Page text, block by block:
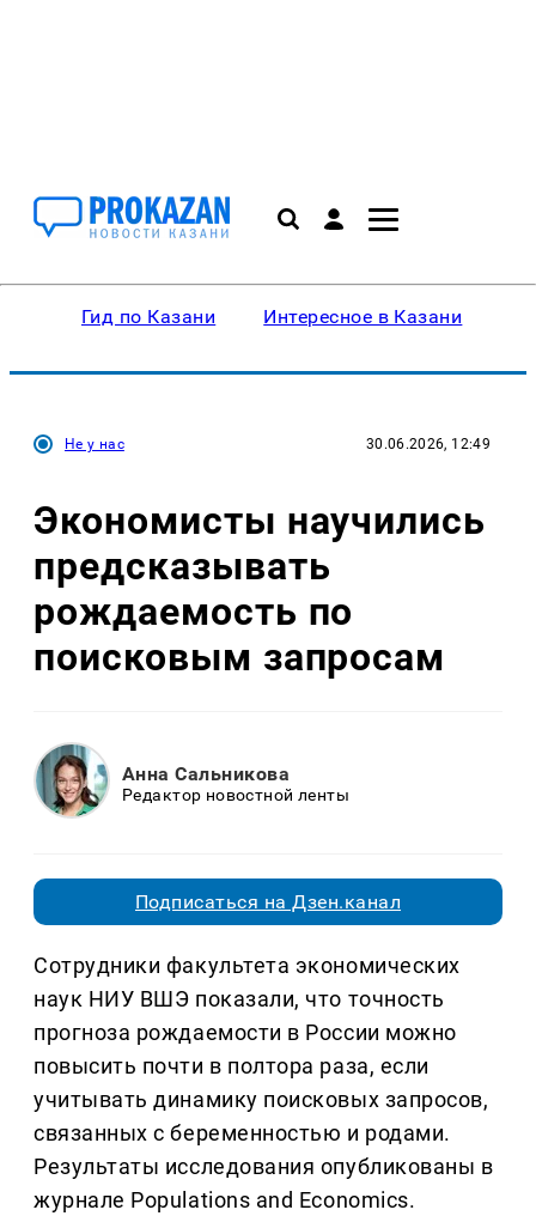
Гид по Казани Интересное в Казани
Не у нас 30.06.2026, 12:49
Экономисты научились
предсказывать
рождаемость по
поисковым запросам
Анна Сальникова
Редактор новостной ленты
Подписаться на Дзен.канал
Сотрудники факультета экономических
наук НИУ ВШЭ показали, что точность
прогноза рождаемости в России можно
повысить почти в полтора раза, если
учитывать динамику поисковых запросов,
связанных с беременностью и родами.
Результаты исследования опубликованы в
журнале Populations and Economics.